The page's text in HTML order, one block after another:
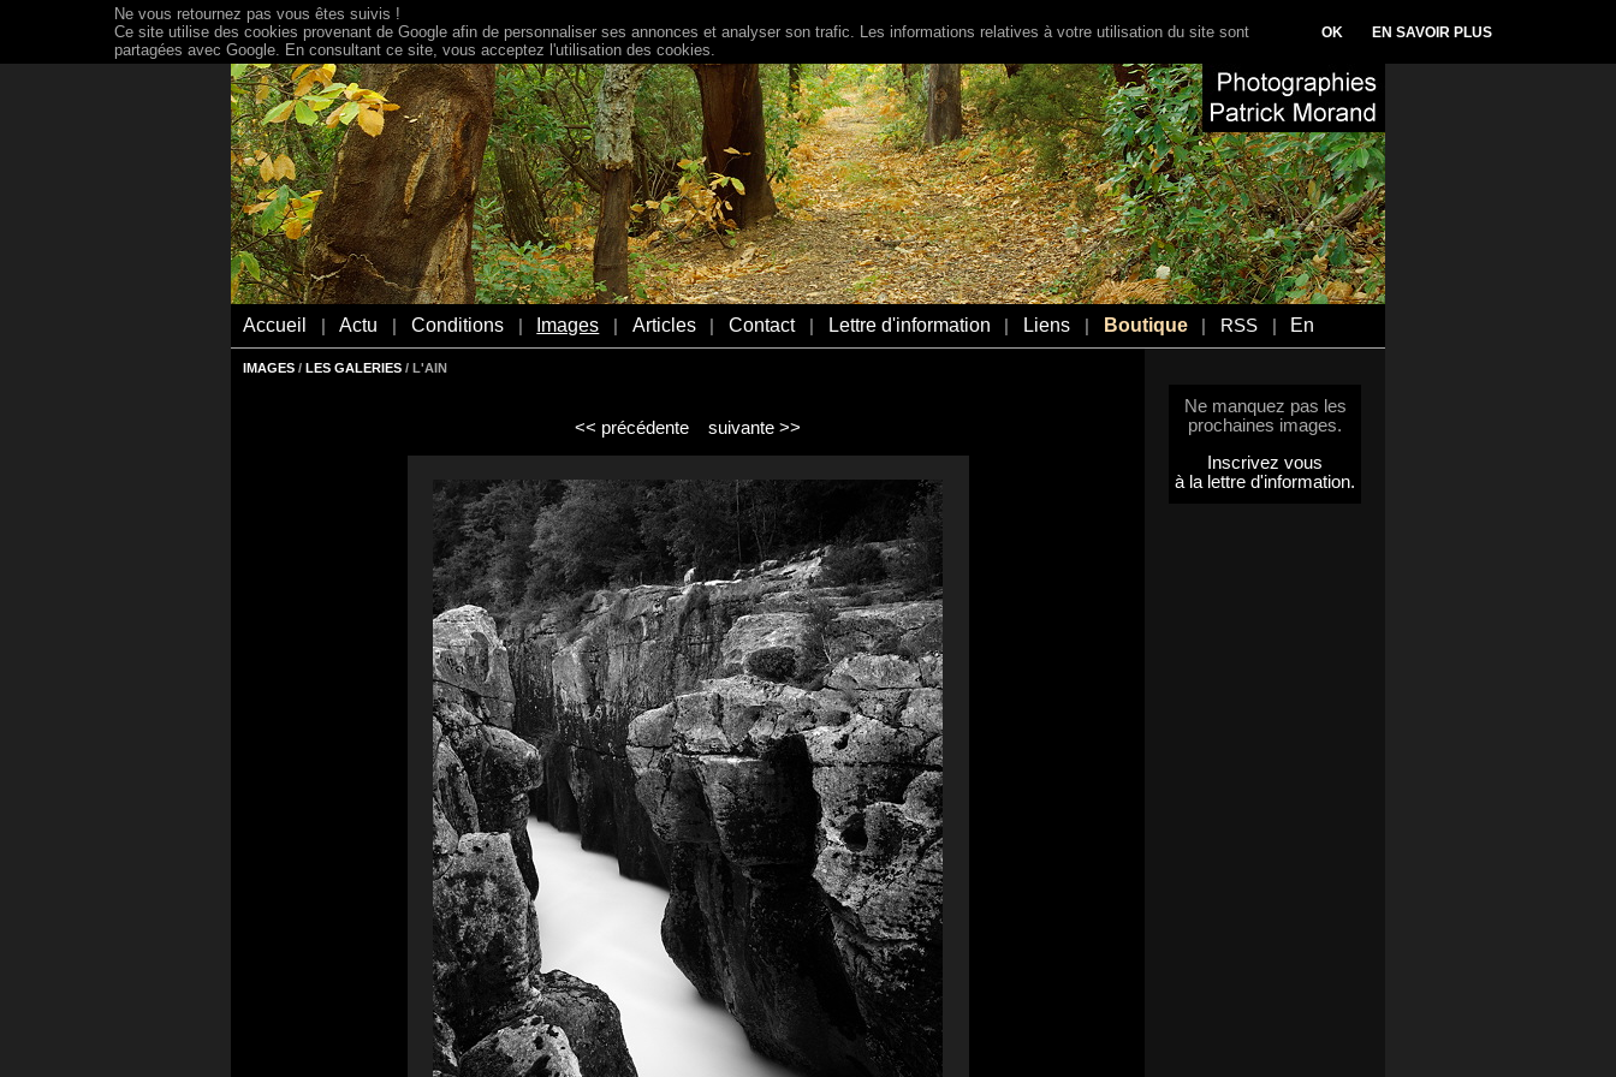
Accueil Actu Conditions Images Articles Contact Lettre d'information Liens Boutique RSS En
IMAGES / LES GALERIES / L'AIN
<< précédente suivante >>
Ne manquez pas les
prochaines images.
Inscrivez vous
à la lettre d'information.
Ne vous retournez pas vous êtes suivis !
Ce site utilise des cookies provenant de Google afin de personnaliser ses annonces et analyser son trafic. Les informations relatives à votre utilisation du site sont
partagées avec Google. En consultant ce site, vous acceptez l'utilisation des cookies.
OK EN SAVOIR PLUS